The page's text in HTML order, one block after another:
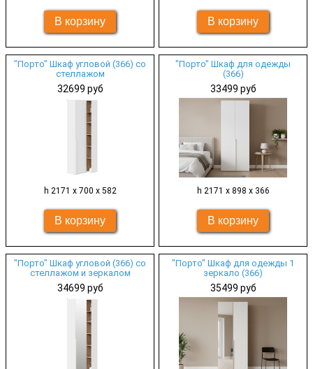
"Порто" Шкаф угловой (366) со
стеллажом
32699 руб
h 2171 х 700 х 582
"Порто" Шкаф для одежды
(366)
33499 руб
h 2171 х 898 х 366
"Порто" Шкаф угловой (366) со
стеллажом и зеркалом
34699 руб
"Порто" Шкаф для одежды 1
зеркало (366)
35499 руб